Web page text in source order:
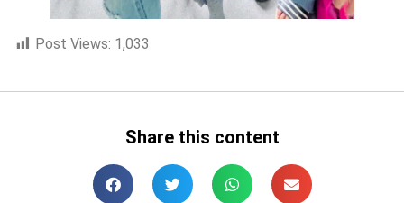
Post Views: 1,033
Share this content